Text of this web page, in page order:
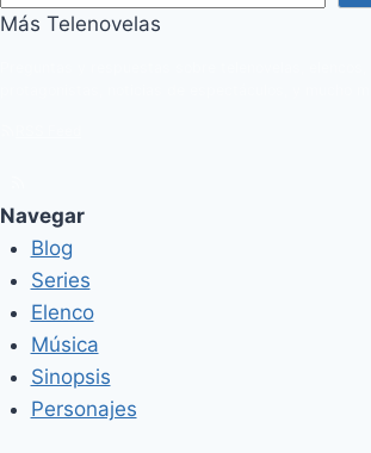
Más Telenovelas
Navegar
Blog
Series
Elenco
Música
Sinopsis
Personajes